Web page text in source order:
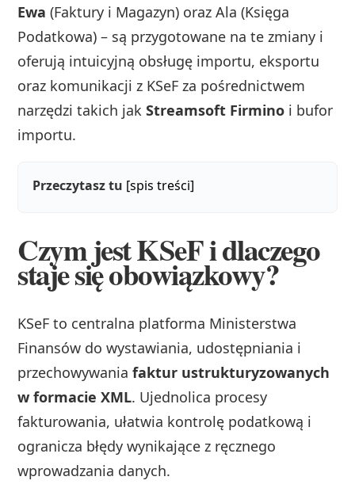
Ewa (Faktury i Magazyn) oraz Ala (Księga
Podatkowa) – są przygotowane na te zmiany i
oferują intuicyjną obsługę importu, eksportu
oraz komunikacji z KSeF za pośrednictwem
narzędzi takich jakStreamsoft Firmino i bufor
importu.
Przeczytasz tu [spis treści]
Czym jest KSeF i dlaczego
staje się obowiązkowy?
KSeF to centralna platforma Ministerstwa
Finansów do wystawiania, udostępniania i
przechowywaniafaktur ustrukturyzowanych
w formacie XML. Ujednolica procesy
fakturowania, ułatwia kontrolę podatkową i
ogranicza błędy wynikające z ręcznego
wprowadzania danych.